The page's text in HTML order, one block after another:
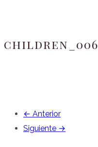
children_006
← Anterior
Siguiente →